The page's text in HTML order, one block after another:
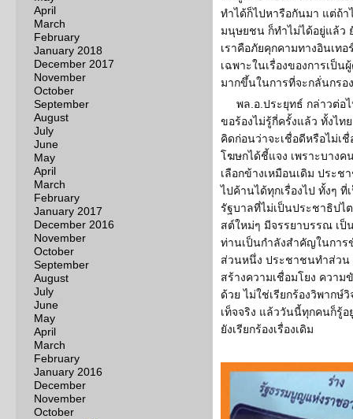
April
March
February
January 2018
December 2017
November
October
September
August
July
June
May
April
March
February
January 2017
December 2016
November
October
September
August
July
June
May
April
March
February
January 2016
December
November
October
ทำได้ก็ไปหารือกันมา แต่ถ้
มนุษยชน ก็ทำไม่ได้อยู่แล้ว
เราคือภัยคุกคามทางอินเท
เฉพาะในเรื่องของการเป็
มากขึ้นในการที่จะกลั่นกรอ
พล.อ.ประยุทธ์ กล่าวต่อ
ขอร้องไม่รู้กี่ครั้งแล้ว ทั้งไท
คิดก่อนว่าจะเชื่อดีหรือไม่เ
โฆษกได้ชี้แจง เพราะบาง
เลือกข้างเหมือนเดิม ประช
ไปค้านได้ทุกเรื่องไป ทั้งๆ ที่
รัฐบาลที่ไม่เป็นประชาธิปไ
สต์ใหม่ๆ มีจรรยาบรรณ เป็
ท่านเป็นกำลังสำคัญในการ
ส่วนหนึ่ง ประชาชนทำส่วน
สร้างความเชื่อมโยง ควา
ด้วย ไม่ใช่เรียกร้องวิพาก
เท็จจริง แล้ววันนี้ทุกคนก็รู้
ยังเรียกร้องเรื่องเดิม